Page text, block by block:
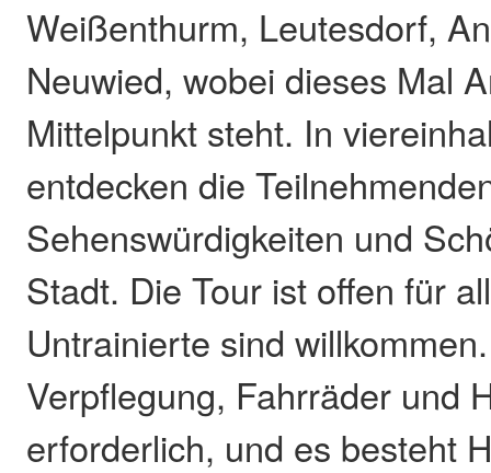
Weißenthurm, Leutesdorf,
Neuwied, wobei dieses Mal
Mittelpunkt steht. In
entdecken die
Sehenswürdigkeiten und
Stadt. Die Tour ist offen für
Untrainierte sind
Verpflegung, Fahrräder und
erforderlich, und es besteht